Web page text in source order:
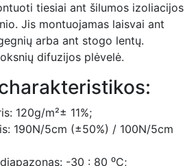
tiesiai ant šilumos izoliacijos
Jis montuojamas laisvai ant
arba ant stogo lentų.
difuzijos plėvelė.
120g/m²± 11%;
190N/5cm (±50%) / 100N/5cm
-30 : 80 ⁰C;